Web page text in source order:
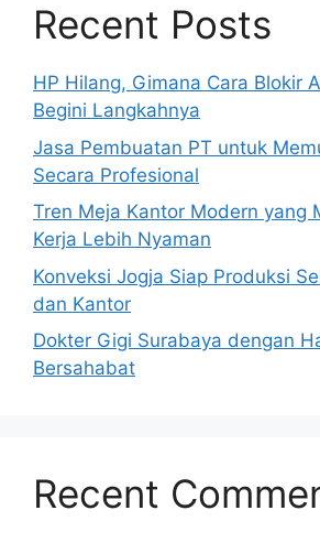
Recent Posts
HP Hilang, Gimana Cara Blokir
Begini Langkahnya
Jasa Pembuatan PT untuk
Secara Profesional
Tren Meja Kantor Modern yang
Kerja Lebih Nyaman
Konveksi Jogja Siap Produksi
dan Kantor
Dokter Gigi Surabaya dengan
Bersahabat
Recent